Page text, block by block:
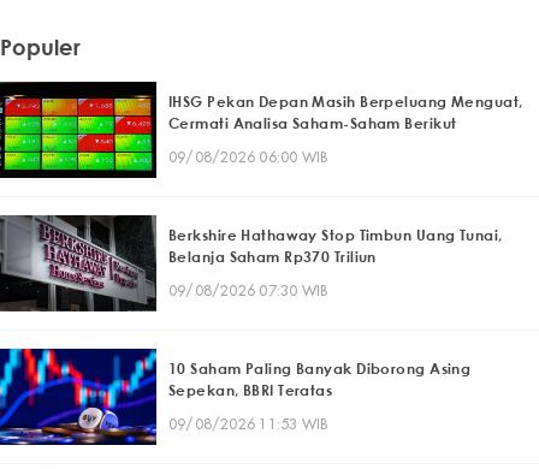
Populer
IHSG Pekan Depan Masih Berpeluang Menguat,
Cermati Analisa Saham-Saham Berikut
09/08/2026 06:00 WIB
Berkshire Hathaway Stop Timbun Uang Tunai,
Belanja Saham Rp370 Triliun
09/08/2026 07:30 WIB
10 Saham Paling Banyak Diborong Asing
Sepekan, BBRI Teratas
09/08/2026 11:53 WIB